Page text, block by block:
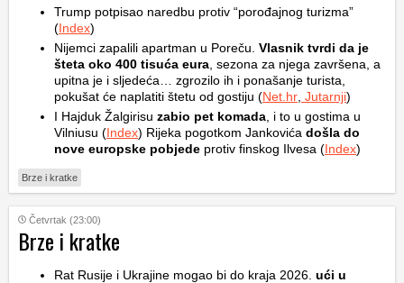
Trump potpisao naredbu protiv “porođajnog turizma”
(Index)
Nijemci zapalili apartman u Poreču. Vlasnik tvrdi da je
šteta oko 400 tisuća eura , sezona za njega završena, a
upitna je i sljedeća… zgrozilo ih i ponašanje turista,
pokušat će naplatiti štetu od gostiju (Net.hr Jutarnji)
I Hajduk Žalgirisu zabio pet komada , i to u gostima u
Vilniusu (Index) Rijeka pogotkom Jankovića došla do
nove europske pobjede protiv finskog Ilvesa (Index)
Brze i kratke
Četvrtak (23:00)
Brze i kratke
Rat Rusije i Ukrajine mogao bi do kraja 2026. ući u